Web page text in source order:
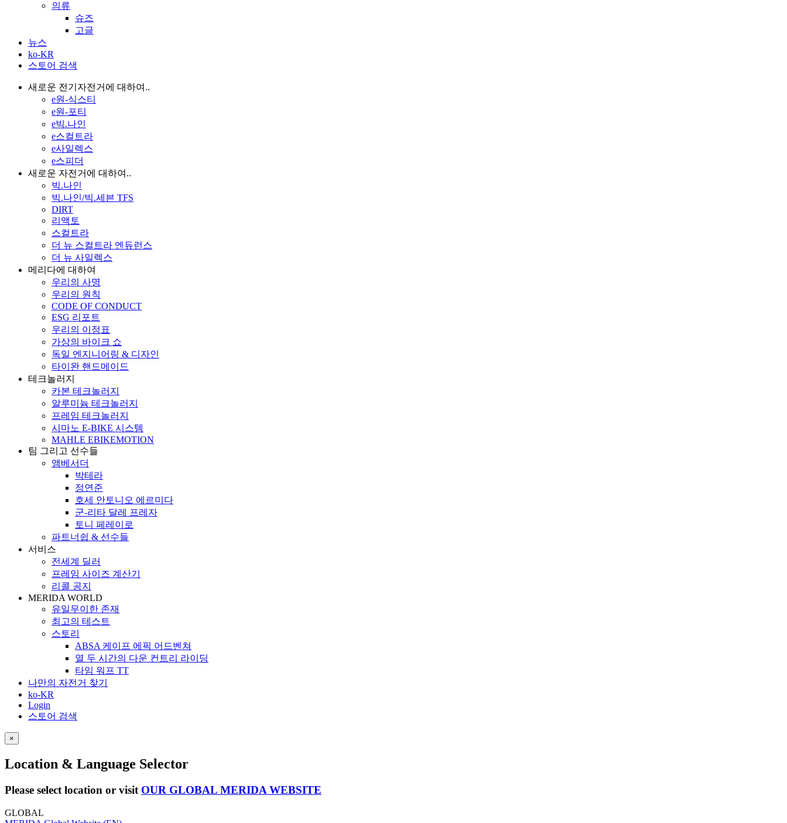
의류
슈즈
고글
뉴스
ko-KR
스토어 검색
새로운 전기자전거에 대하여..
e원-식스티
e원-포티
e빅.나인
e스컬트라
e사일렉스
e스피더
새로운 자전거에 대하여..
빅.나인
빅.나인/빅.세븐 TFS
DIRT
리액토
스컬트라
더 뉴 스컬트라 엔듀런스
더 뉴 사일렉스
메리다에 대하여
우리의 사명
우리의 원칙
CODE OF CONDUCT
ESG 리포트
우리의 이정표
가상의 바이크 쇼
독일 엔지니어링 & 디자인
타이완 핸드메이드
테크놀러지
카본 테크놀러지
알루미늄 테크놀러지
프레임 테크놀러지
시마노 E-BIKE 시스템
MAHLE EBIKEMOTION
팀 그리고 선수들
앰베서더
박테라
정연준
호세 안토니오 에르미다
군-리타 달레 프레자
토니 페레이로
파트너쉽 & 선수들
서비스
전세계 딜러
프레임 사이즈 계산기
리콜 공지
MERIDA WORLD
유일무이한 존재
최고의 테스트
스토리
ABSA 케이프 에픽 어드벤쳐
열 두 시간의 다운 컨트리 라이딩
타임 워프 TT
나만의 자전거 찾기
ko-KR
Login
스토어 검색
×
Location & Language Selector
Please select location or visit OUR GLOBAL MERIDA WEBSITE
GLOBAL